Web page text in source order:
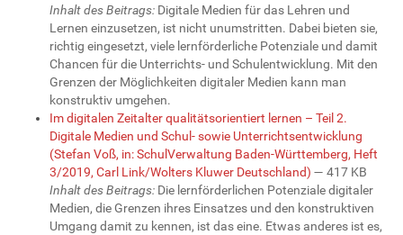
Inhalt des Beitrags: Digitale Medien für das Lehren und
Lernen einzusetzen, ist nicht unumstritten. Dabei bieten sie,
richtig eingesetzt, viele lernförderliche Potenziale und damit
Chancen für die Unterrichts- und Schulentwicklung. Mit den
Grenzen der Möglichkeiten digitaler Medien kann man
konstruktiv umgehen.
Im digitalen Zeitalter qualitätsorientiert lernen – Teil 2.
Digitale Medien und Schul- sowie Unterrichtsentwicklung
(Stefan Voß, in: SchulVerwaltung Baden-Württemberg, Heft
3/2019, Carl Link/Wolters Kluwer Deutschland) — 417 KB
Inhalt des Beitrags: Die lernförderlichen Potenziale digitaler
Medien, die Grenzen ihres Einsatzes und den konstruktiven
Umgang damit zu kennen, ist das eine. Etwas anderes ist es,